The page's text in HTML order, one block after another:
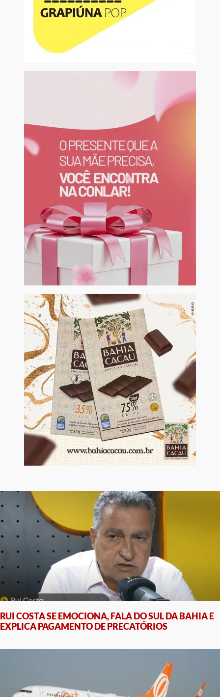
RUI COSTA SE EMOCIONA, FALA DO SUL DA BAHIA E
EXPLICA PAGAMENTO DE PRECATÓRIOS